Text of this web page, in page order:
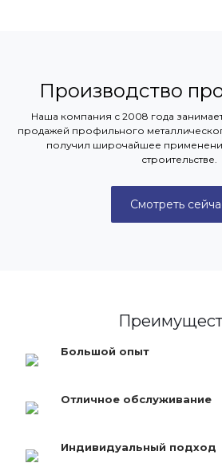
Производство
Наша компания с 2008 года
продажей профильного
получил широчайшее
строительстве.
Смотреть
Большой опыт
Отличное обслуживание
Индивидуальный подход